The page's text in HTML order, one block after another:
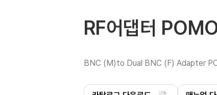
RF어댑터
BNC (M)to Dual BNC (F) Adapter